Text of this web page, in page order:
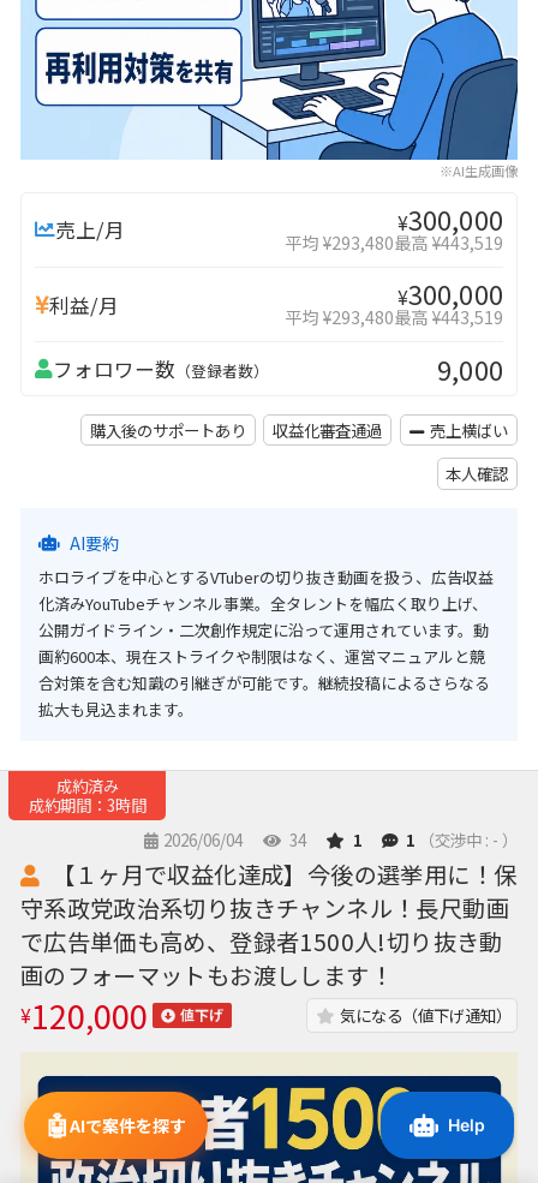
※AI生成画像
売上/月 ¥300,000
平均 ¥293,480最高 ¥443,519
利益/月 ¥300,000
平均 ¥293,480最高 ¥443,519
フォロワー数 （登録者数） 9,000
購入後のサポートあり 収益化審査通過
売上横ばい
本人確認
AI要約
ホロライブを中心とするVTuberの切り抜き動画を扱う、広告収益
化済みYouTubeチャンネル事業。全タレントを幅広く取り上げ、
公開ガイドライン・二次創作規定に沿って運用されています。動
画約600本、現在ストライクや制限はなく、運営マニュアルと競
合対策を含む知識の引継ぎが可能です。継続投稿によるさらなる
拡大も見込まれます。
成約済み
成約期間：3時間
2026/06/04
34 1 1 （交渉中 : - ）
【１ヶ月で収益化達成】今後の選挙用に！保
守系政党政治系切り抜きチャンネル！長尺動画
で広告単価も高め、登録者1500人!切り抜き動
画のフォーマットもお渡しします！
¥120,000 値下げ 気になる（値下げ通知）
🤖AIで案件を探す